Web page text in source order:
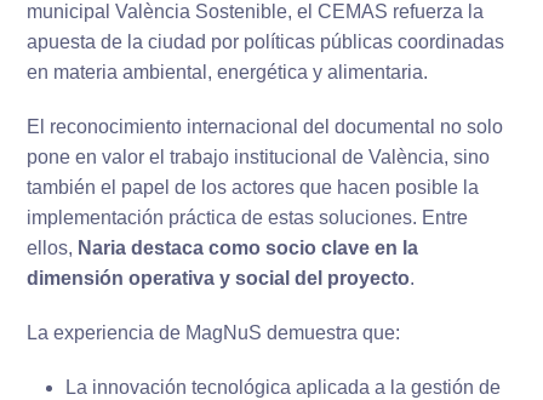
municipal València Sostenible, el CEMAS refuerza la
apuesta de la ciudad por políticas públicas coordinadas
en materia ambiental, energética y alimentaria.
El reconocimiento internacional del documental no solo
pone en valor el trabajo institucional de València, sino
también el papel de los actores que hacen posible la
implementación práctica de estas soluciones. Entre
ellos, Naria destaca como socio clave en la
dimensión operativa y social del proyecto.
La experiencia de MagNuS demuestra que:
La innovación tecnológica aplicada a la gestión de